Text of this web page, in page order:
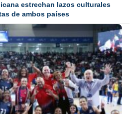
estrechan lazos culturales
de ambos países